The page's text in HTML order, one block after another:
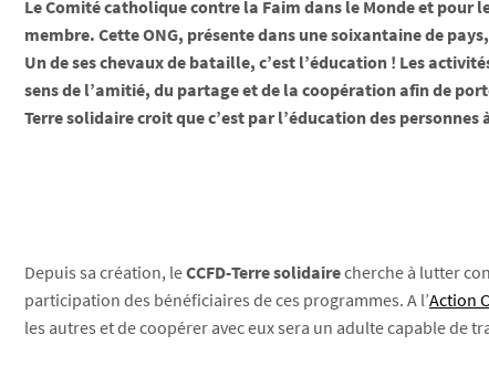
Le Comité catholique contre la Faim dans le Monde et pour
membre. Cette ONG, présente dans une soixantaine de
Un de ses chevaux de bataille, c’est l’éducation ! Les
sens de l’amitié, du partage et de la coopération afin de
Terre solidaire croit que c’est par l’éducation des
Depuis sa création, leCCFD-Terre solidairecherche à lutter
participation des bénéficiaires de ces programmes. A l’Action
les autres et de coopérer avec eux sera un adulte capable de